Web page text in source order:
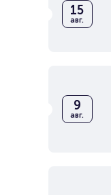
15
авг.
9
авг.